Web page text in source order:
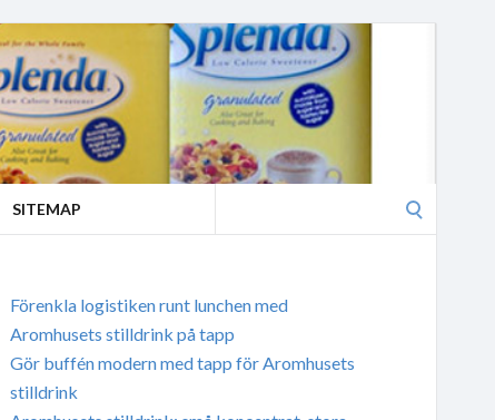
SITEMAP
Förenkla logistiken runt lunchen med
Aromhusets stilldrink på tapp
Gör buffén modern med tapp för Aromhusets
stilldrink